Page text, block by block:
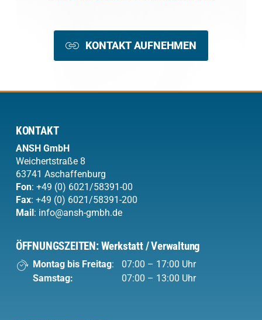
KONTAKT AUFNEHMEN
KONTAKT
ANSH GmbH
Weichertstraße 8
63741 Aschaffenburg
Fon: +49 (0) 6021/58391-00
Fax: +49 (0) 6021/58391-200
Mail: info@ansh-gmbh.de
ÖFFNUNGSZEITEN: Werkstatt / Verwaltung
Montag bis Freitag:
07:00 – 17:00 Uhr
Samstag:
07:00 – 13:00 Uhr